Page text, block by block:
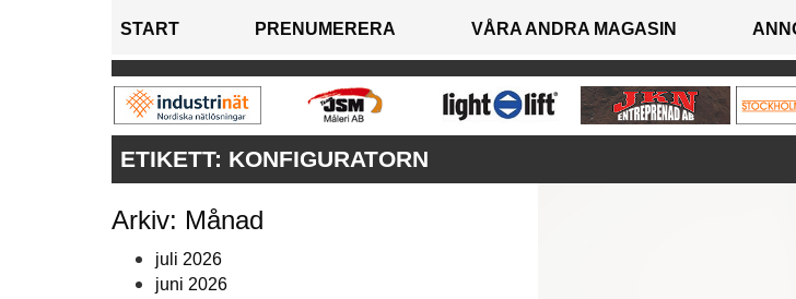
START PRENUMERERA VÅRA ANDRA MAGASIN
ETIKETT: KONFIGURATORN
Arkiv: Månad
juli 2026
juni 2026